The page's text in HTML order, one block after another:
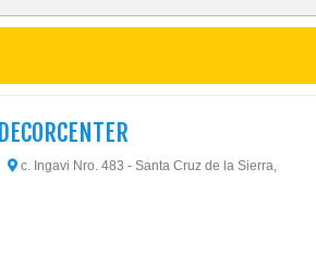
DECORCENTER
c. Ingavi Nro. 483 - Santa Cruz de la Sierra,